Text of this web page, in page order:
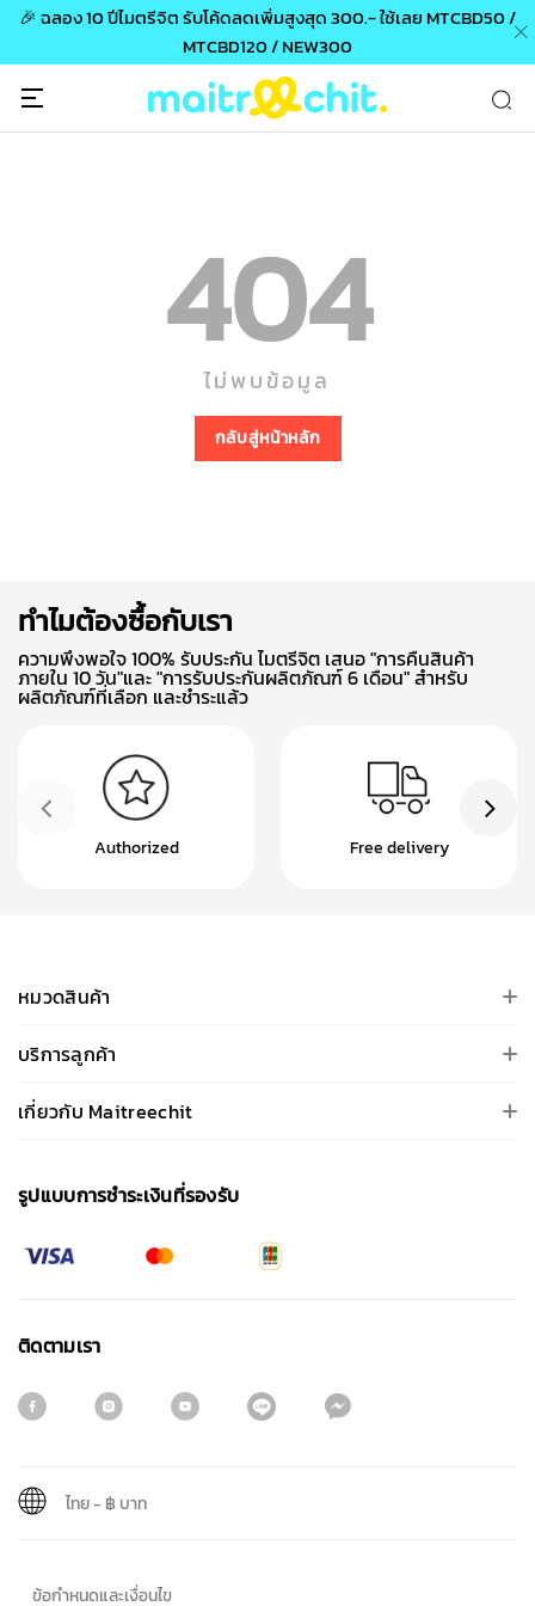
🎉 ฉลอง 10 ปีไมตรีจิต รับโค้ดลดเพิ่มสูงสุด 300.- ใช้เลย MTCBD50 /
MTCBD120 / NEW300
404
ไม่พบข้อมูล
กลับสู่หน้าหลัก
ทำไมต้องซื้อกับเรา
ความพึงพอใจ 100% รับประกัน ไมตรีจิต เสนอ "การคืนสินค้า
ภายใน 10 วัน"และ "การรับประกันผลิตภัณฑ์ 6 เดือน" สำหรับ
ผลิตภัณฑ์ที่เลือก และชำระแล้ว
Authorized Free delivery
หมวดสินค้า
บริการลูกค้า
เกี่ยวกับ Maitreechit
รูปแบบการชําระเงินที่รองรับ
ติดตามเรา
ข้อกำหนดและเงื่อนไข
ไทย- ฿ บาท
ชื่อ